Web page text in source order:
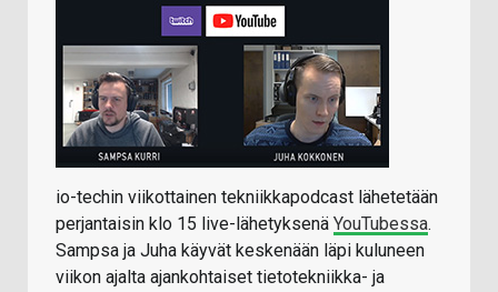
io-techin viikottainen tekniikkapodcast lähetetään
perjantaisin klo 15 live-lähetyksenä YouTubessa.
Sampsa ja Juha käyvät keskenään läpi kuluneen
viikon ajalta ajankohtaiset tietotekniikka- ja